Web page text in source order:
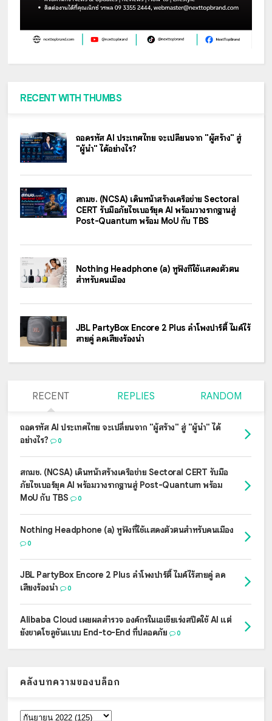
RECENT WITH THUMBS
ถอดรหัส AI ประเทศไทย จะเปลี่ยนจาก "ผู้สร้าง" สู่
"ผู้นำ" ได้อย่างไร?
สกมช. (NCSA) เดินหน้าสร้างเครือข่าย Sectoral
CERT รับมือภัยไซเบอร์ยุค AI พร้อมวางรากฐานสู่
Post-Quantum พร้อม MoU กับ TBS
Nothing Headphone (a) หูฟังที่ใช้แสดงตัวตน
สำหรับคนเมือง
JBL PartyBox Encore 2 Plus ลำโพงปาร์ตี้ ไมค์ไร้
สายคู่ ลดเสียงร้องนำ
RECENT REPLIES RANDOM
ถอดรหัส AI ประเทศไทย จะเปลี่ยนจาก "ผู้สร้าง" สู่ "ผู้นำ" ได้
อย่างไร?
0
สกมช. (NCSA) เดินหน้าสร้างเครือข่าย Sectoral CERT รับมือ
ภัยไซเบอร์ยุค AI พร้อมวางรากฐานสู่ Post-Quantum พร้อม
MoU กับ TBS
0
Nothing Headphone (a) หูฟังที่ใช้แสดงตัวตนสำหรับคนเมือง
0
JBL PartyBox Encore 2 Plus ลำโพงปาร์ตี้ ไมค์ไร้สายคู่ ลด
เสียงร้องนำ
0
Alibaba Cloud เผยผลสำรวจ องค์กรในเอเชียเร่งสปีดใช้ AI แต่
ยังขาดโซลูชันแบบ End-to-End ที่ปลอดภัย
0
คลังบทความของบล็อก